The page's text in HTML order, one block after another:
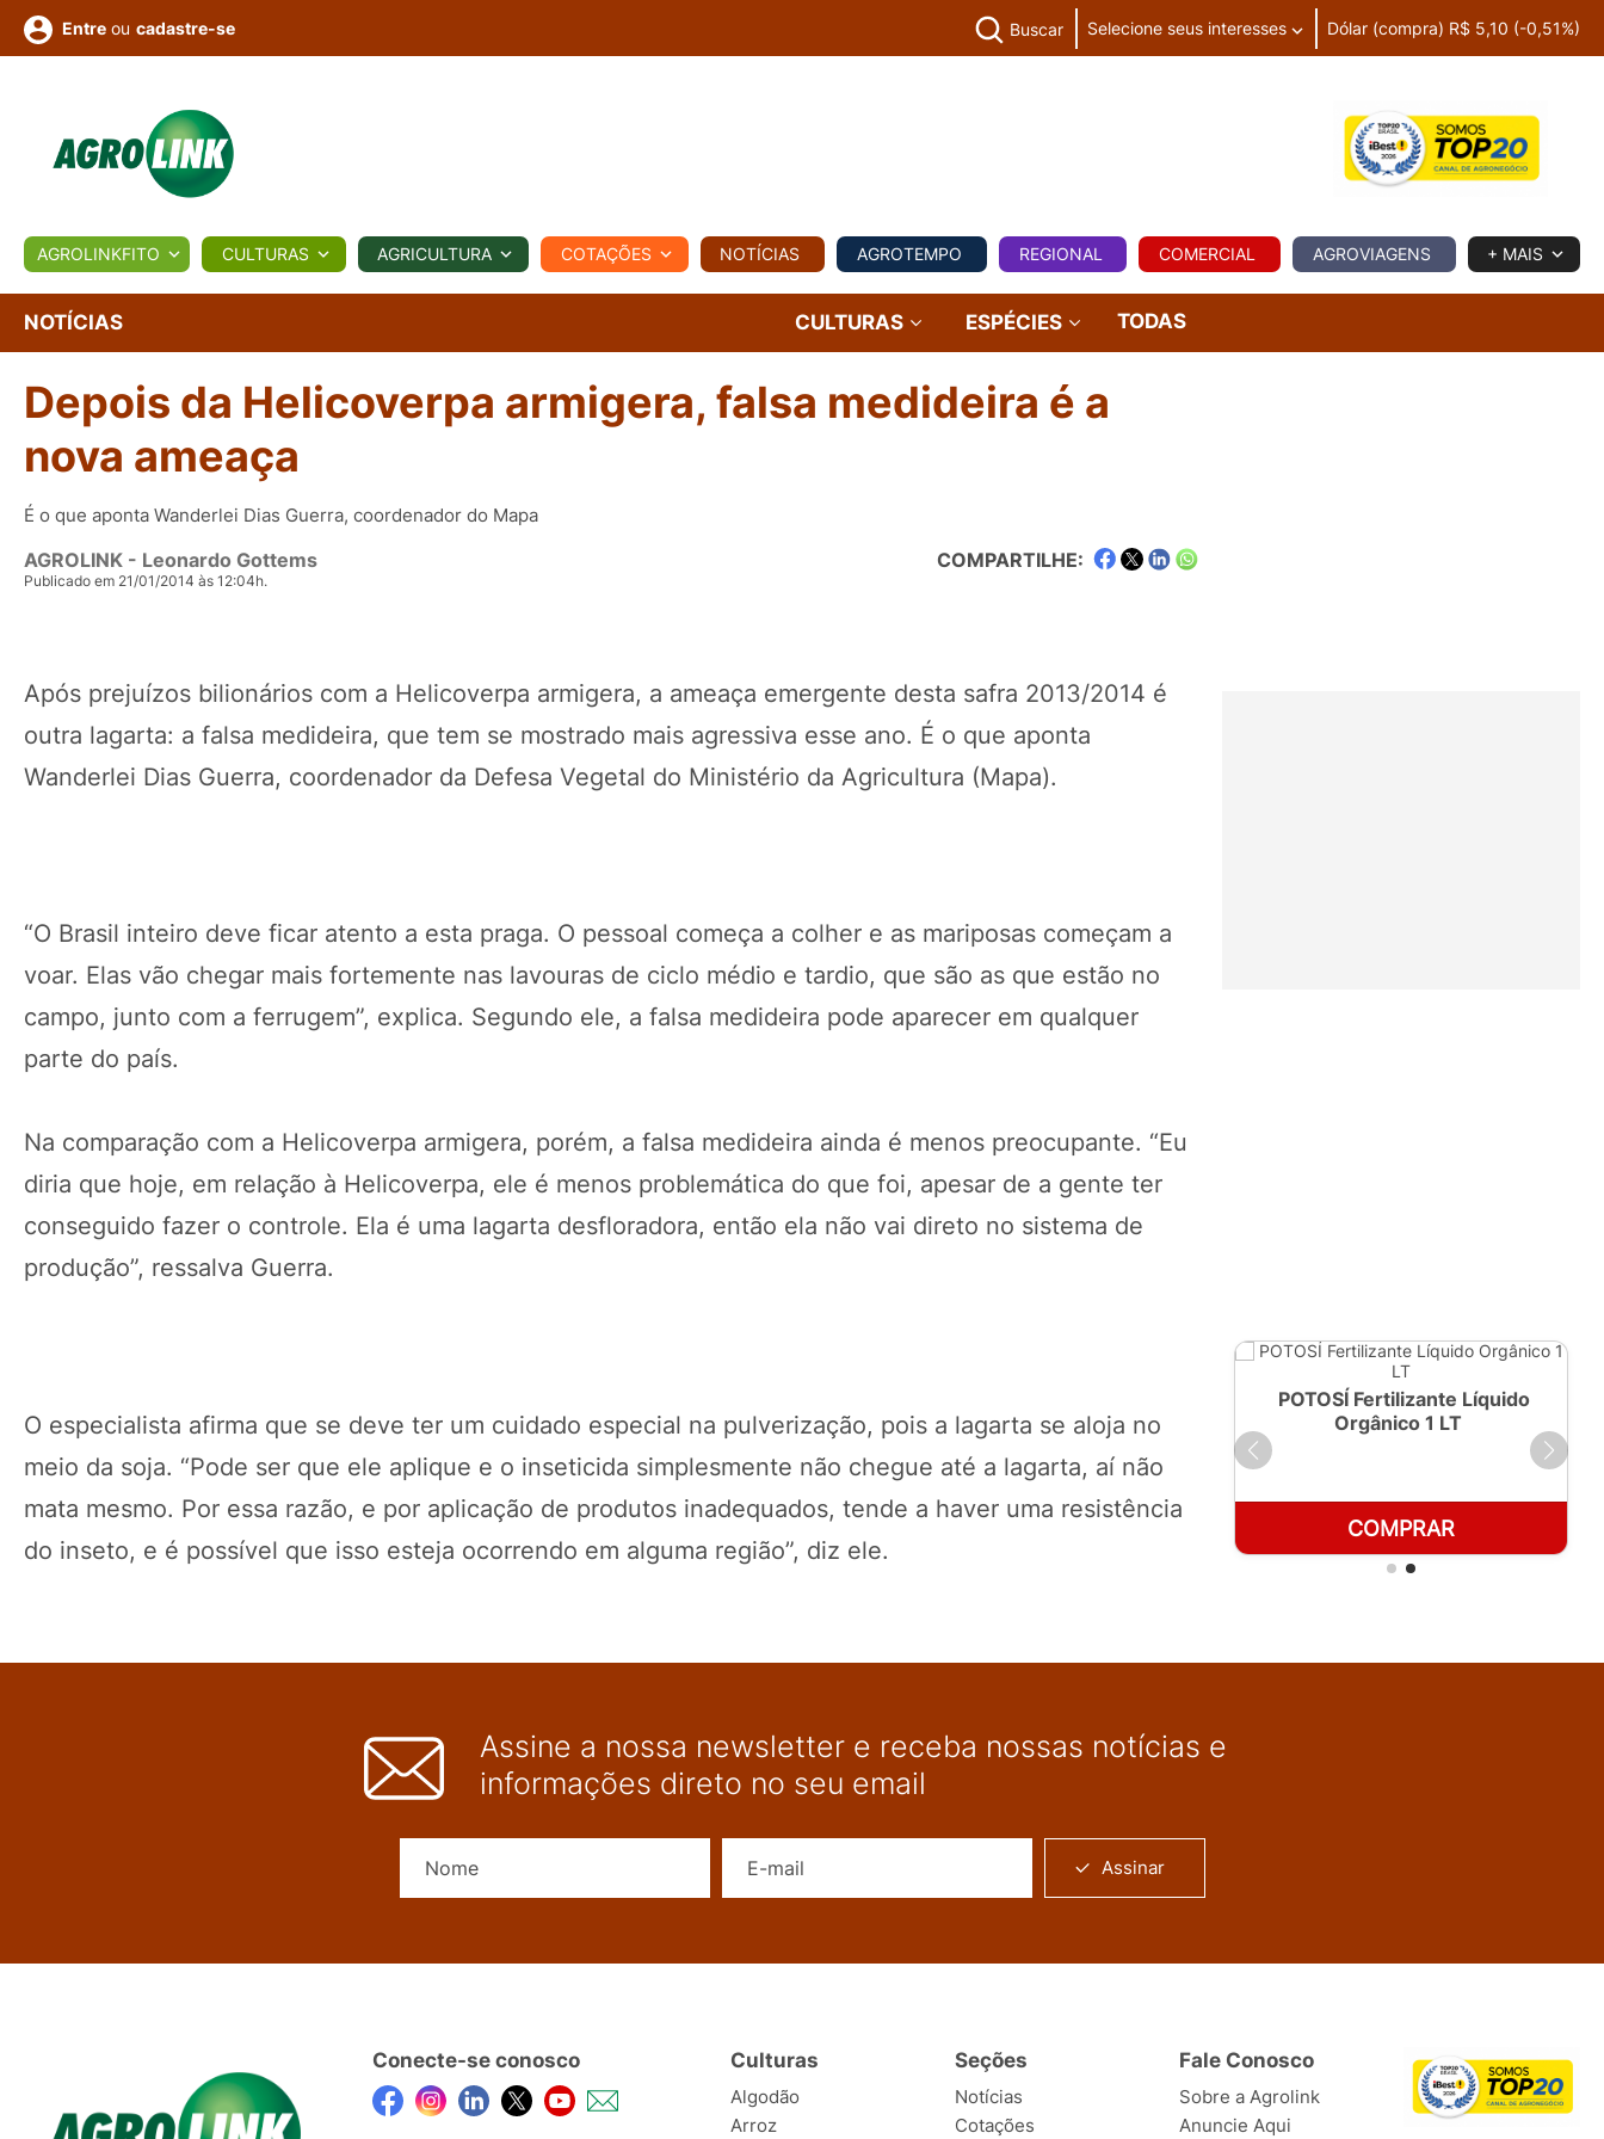
BIOLÓGICOS COTAÇÕES NOTÍCIAS AGROTEMPO REGIONAL COMERCIAL AGROVIAGENS PECUÁRIA
Conversor Colunistas Eventos
e
Vídeos
Entre ou cadastre-se Buscar Selecione seus interesses Dólar (compra) R$ 5,10 (-0,51%)
AGROLINKFITO CULTURAS AGRICULTURA COTAÇÕES NOTÍCIAS AGROTEMPO REGIONAL COMERCIAL AGROVIAGENS + MAIS
NOTÍCIAS CULTURAS ESPÉCIES TODAS
Depois da Helicoverpa armigera, falsa medideira é a
nova ameaça
É o que aponta Wanderlei Dias Guerra, coordenador do Mapa
AGROLINK - Leonardo Gottems
Publicado em 21/01/2014 às 12:04h.
COMPARTILHE:
Após prejuízos bilionários com a Helicoverpa armigera, a ameaça emergente desta safra 2013/2014 é
outra lagarta: a falsa medideira, que tem se mostrado mais agressiva esse ano. É o que aponta
Wanderlei Dias Guerra, coordenador da Defesa Vegetal do Ministério da Agricultura (Mapa).
“O Brasil inteiro deve ficar atento a esta praga. O pessoal começa a colher e as mariposas começam a
voar. Elas vão chegar mais fortemente nas lavouras de ciclo médio e tardio, que são as que estão no
campo, junto com a ferrugem”, explica. Segundo ele, a falsa medideira pode aparecer em qualquer
parte do país.
Na comparação com a Helicoverpa armigera, porém, a falsa medideira ainda é menos preocupante. “Eu
diria que hoje, em relação à Helicoverpa, ele é menos problemática do que foi, apesar de a gente ter
conseguido fazer o controle. Ela é uma lagarta desfloradora, então ela não vai direto no sistema de
produção”, ressalva Guerra.
O especialista afirma que se deve ter um cuidado especial na pulverização, pois a lagarta se aloja no
meio da soja. “Pode ser que ele aplique e o inseticida simplesmente não chegue até a lagarta, aí não
mata mesmo. Por essa razão, e por aplicação de produtos inadequados, tende a haver uma resistência
do inseto, e é possível que isso esteja ocorrendo em alguma região”, diz ele.
Orgânico 250ml
POTOSÍ Fertilizante Líquido
Orgânico 1 LT
COMPRAR
Assine a nossa newsletter e receba nossas notícias e
informações direto no seu email
Assinar
Conecte-se conosco Culturas
Algodão
Arroz
Seções
Notícias
Cotações
Fale Conosco
Sobre a Agrolink
Anuncie Aqui